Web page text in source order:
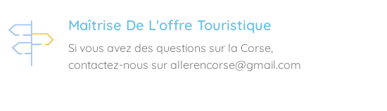
Maîtrise De L'offre Touristique
Si vous avez des questions sur la Corse,
contactez-nous sur allerencorse@gmail.com